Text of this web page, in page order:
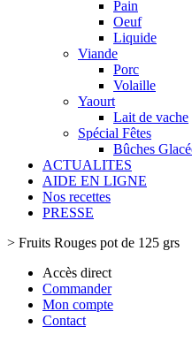
Pain
Oeuf
Liquide
Viande
Porc
Volaille
Yaourt
Lait de vache
Spécial Fêtes
Bûches
ACTUALITES
AIDE EN LIGNE
Nos recettes
PRESSE
> Fruits Rouges pot de 125 grs
Accès direct
Commander
Mon compte
Contact